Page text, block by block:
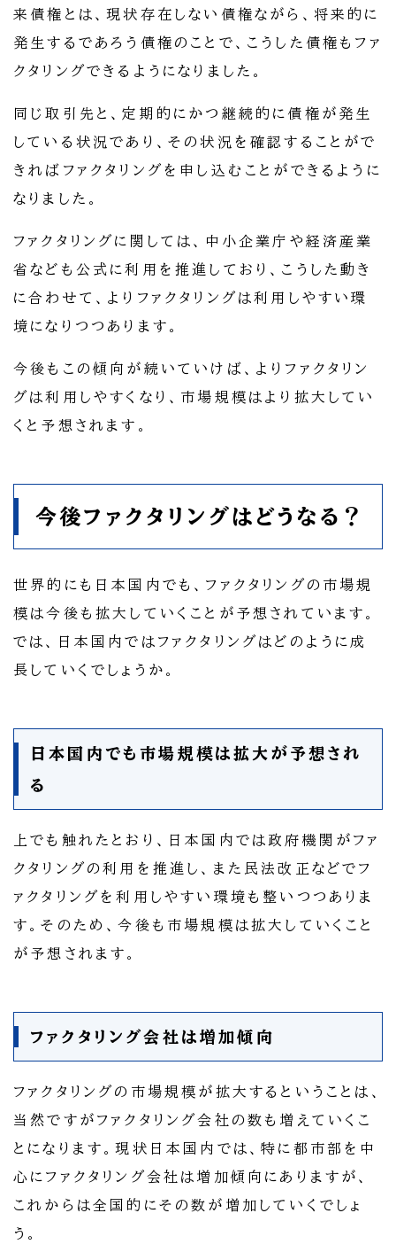
来債権とは、現状存在しない債権ながら、将来的に
発生するであろう債権のことで、こうした債権もファ
クタリングできるようになりました。
同じ取引先と、定期的にかつ継続的に債権が発生
している状況であり、その状況を確認することがで
きればファクタリングを申し込むことができるように
なりました。
ファクタリングに関しては、中小企業庁や経済産業
省なども公式に利用を推進しており、こうした動き
に合わせて、よりファクタリングは利用しやすい環
境になりつつあります。
今後もこの傾向が続いていけば、よりファクタリン
グは利用しやすくなり、市場規模はより拡大してい
くと予想されます。
今後ファクタリングはどうなる？
世界的にも日本国内でも、ファクタリングの市場規
模は今後も拡大していくことが予想されています。
では、日本国内ではファクタリングはどのように成
長していくでしょうか。
日本国内でも市場規模は拡大が予想され
る
上でも触れたとおり、日本国内では政府機関がファ
クタリングの利用を推進し、また民法改正などでフ
ァクタリングを利用しやすい環境も整いつつありま
す。そのため、今後も市場規模は拡大していくこと
が予想されます。
ファクタリング会社は増加傾向
ファクタリングの市場規模が拡大するということは、
当然ですがファクタリング会社の数も増えていくこ
とになります。現状日本国内では、特に都市部を中
心にファクタリング会社は増加傾向にありますが、
これからは全国的にその数が増加していくでしょ
う。